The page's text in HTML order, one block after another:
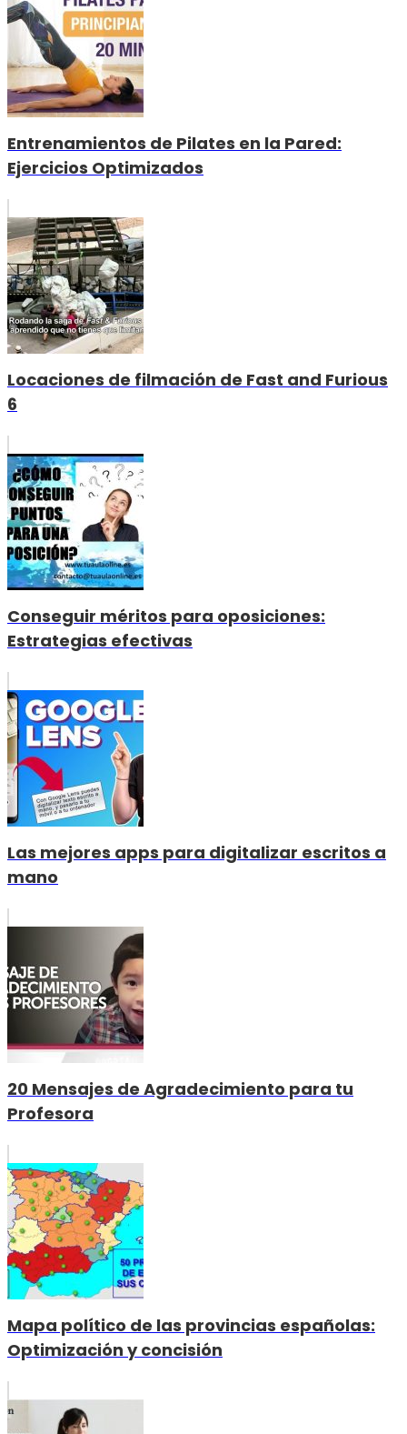
Entrenamientos de Pilates en la Pared:
Ejercicios Optimizados
Locaciones de filmación de Fast and Furious
6
Conseguir méritos para oposiciones:
Estrategias efectivas
Las mejores apps para digitalizar escritos a
mano
20 Mensajes de Agradecimiento para tu
Profesora
Mapa político de las provincias españolas:
Optimización y concisión